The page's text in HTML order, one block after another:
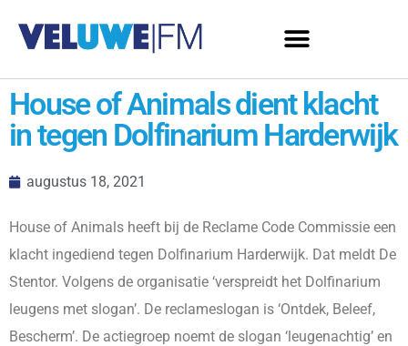
House of Animals dient klacht
in tegen Dolfinarium Harderwijk
augustus 18, 2021
House of Animals heeft bij de Reclame Code Commissie een
klacht ingediend tegen Dolfinarium Harderwijk. Dat meldt De
Stentor. Volgens de organisatie ‘verspreidt het Dolfinarium
leugens met slogan’. De reclameslogan is ‘Ontdek, Beleef,
Bescherm’. De actiegroep noemt de slogan ‘leugenachtig’ en